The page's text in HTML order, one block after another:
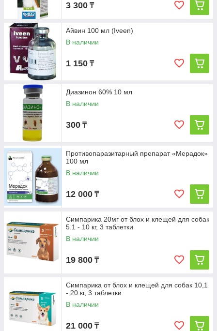
3 300 ₸
Айвин 100 мл (Iveen)
В наличии
1 150 ₸
Диазинон 60% 10 мл
В наличии
300 ₸
Противопаразитарный препарат «Мерадок»
100 мл
В наличии
12 000 ₸
Симпарика 20мг от блох и клещей для собак
5.1 - 10 кг, 3 таблетки
В наличии
19 800 ₸
Симпарика от блох и клещей для собак 10,1
- 20 кг, 3 таблетки
В наличии
21 000 ₸